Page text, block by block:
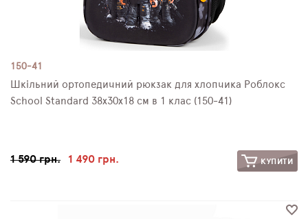
150-41
Шкільний ортопедичний рюкзак для хлопчика Роблокс
School Standard 38х30х18 см в 1 клас (150-41)
1 590 грн. 1 490 грн. КУПИТИ